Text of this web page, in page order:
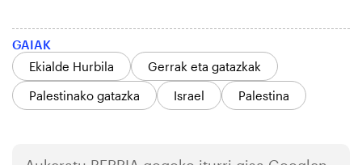
GAIAK
Ekialde Hurbila
Gerrak eta gatazkak
Palestinako gatazka
Israel Palestina